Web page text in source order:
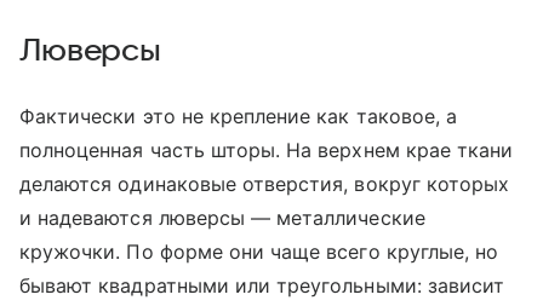
Люверсы
Фактически это не крепление как таковое, а
полноценная часть шторы. На верхнем крае ткани
делаются одинаковые отверстия, вокруг которых
и надеваются люверсы — металлические
кружочки. По форме они чаще всего круглые, но
бывают квадратными или треугольными: зависит